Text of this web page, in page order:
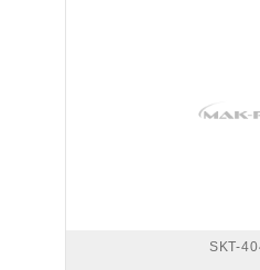
SKT-